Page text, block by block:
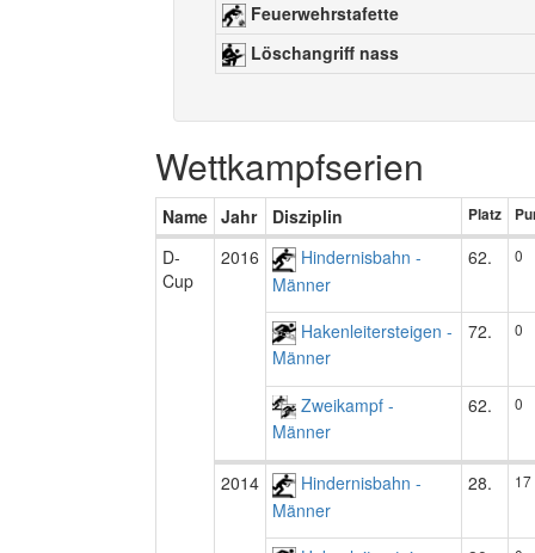
Feuerwehrstafette
Löschangriff nass
Wettkampfserien
Name Jahr Disziplin Platz
D-
Cup
2016
Hindernisbahn -
Männer
62. 0
Hakenleitersteigen -
Männer
72. 0
Zweikampf -
Männer
62. 0
2014
Hindernisbahn -
Männer
28. 17